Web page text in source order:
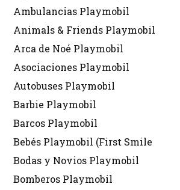
Ambulancias Playmobil
Animals & Friends Playmobil
Arca de Noé Playmobil
Asociaciones Playmobil
Autobuses Playmobil
Barbie Playmobil
Barcos Playmobil
Bebés Playmobil (First Smile
Bodas y Novios Playmobil
Bomberos Playmobil